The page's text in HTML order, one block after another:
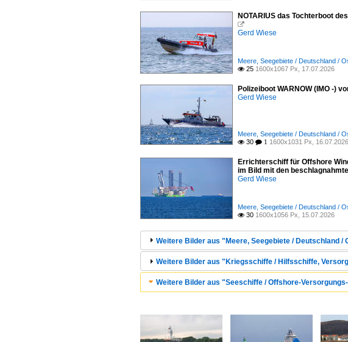
NOTARIUS das Tochterboot

Gerd Wiese
Meere, Seegebiete / Deutschland /
 25 1600x1067 Px, 17.07.2026
Polizeiboot WARNOW (IMO -)
Gerd Wiese
Meere, Seegebiete / Deutschland /
 30  1 1600x1031 Px, 16.07.2026
Errichterschiff für Offshore
im Bild mit den
Gerd Wiese
Meere, Seegebiete / Deutschland /
 30 1600x1056 Px, 15.07.2026
Weitere Bilder aus "Meere, Seegebiete / Deutschland /
Weitere Bilder aus "Kriegsschiffe / Hilfsschiffe,
Weitere Bilder aus "Seeschiffe / Offshore-